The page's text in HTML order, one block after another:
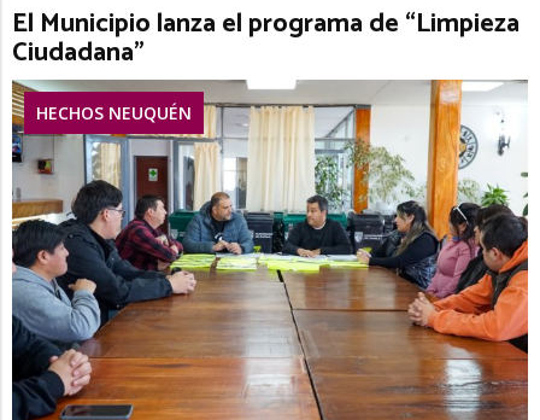
El Municipio lanza el programa de “Limpieza
Ciudadana”
HECHOS NEUQUÉN